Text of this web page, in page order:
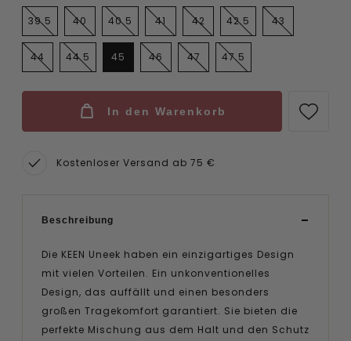
39.5 40 40.5 41 42 42.5 43
44 44.5 45 46 47 47.5
In den Warenkorb
Kostenloser Versand ab 75 €
Beschreibung
Die KEEN Uneek haben ein einzigartiges Design
mit vielen Vorteilen. Ein unkonventionelles
Design, das auffällt und einen besonders
großen Tragekomfort garantiert. Sie bieten die
perfekte Mischung aus dem Halt und den Schutz